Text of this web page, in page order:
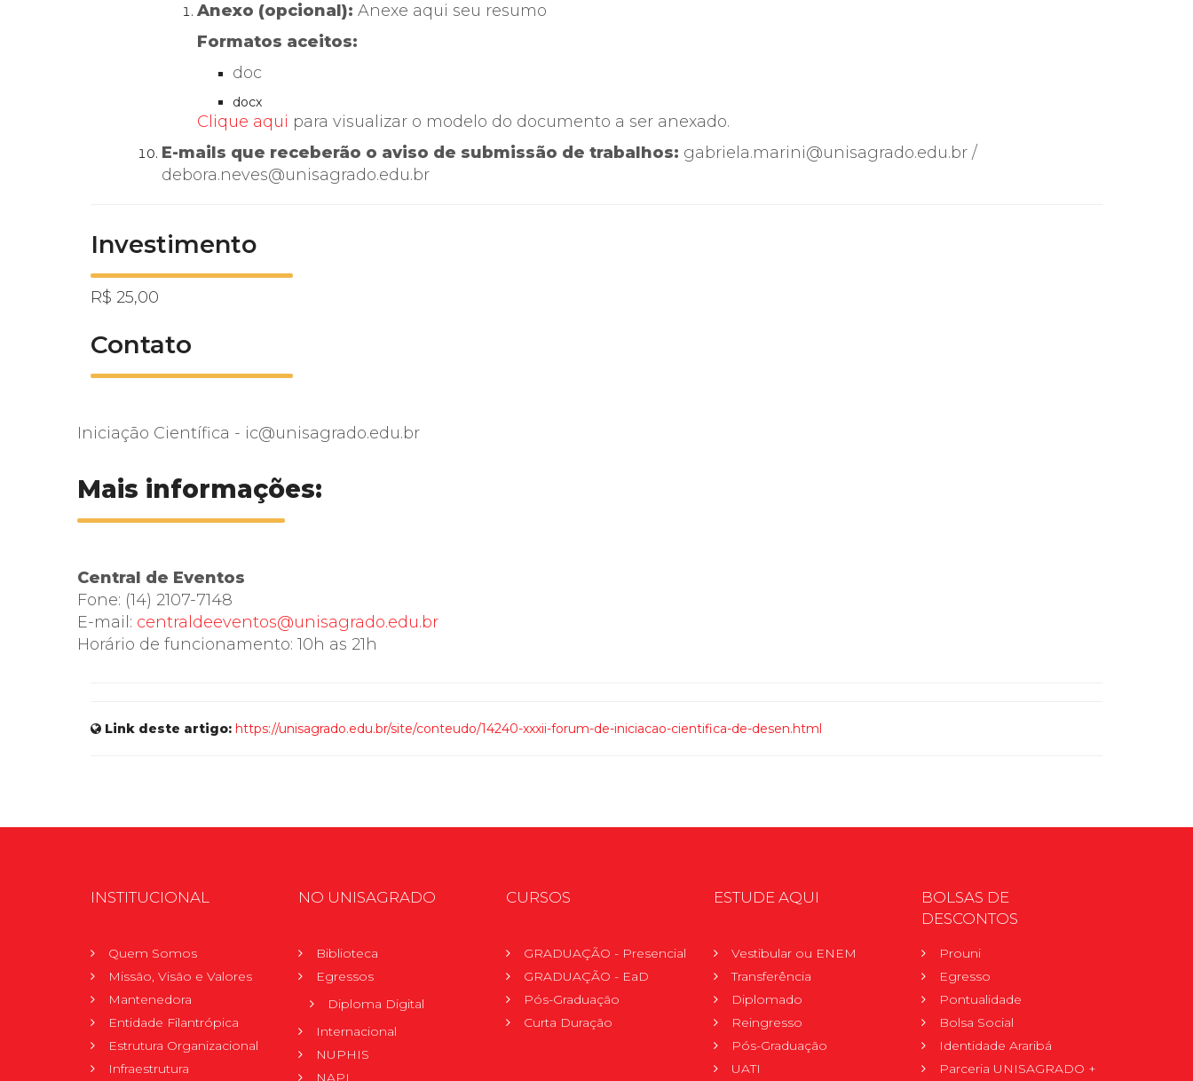
Anexo (opcional): Anexe aqui seu resumo
Formatos aceitos:
doc
docx
Clique aqui para visualizar o modelo do documento a ser anexado.
E-mails que receberão o aviso de submissão de trabalhos: gabriela.marini@unisagrado.edu.br /
debora.neves@unisagrado.edu.br
Investimento
R$ 25,00
Contato
Iniciação Científica - ic@unisagrado.edu.br
Mais informações:
Central de Eventos
Fone: (14) 2107-7148
E-mail: centraldeeventos@unisagrado.edu.br
Horário de funcionamento: 10h as 21h
Link deste artigo: https://unisagrado.edu.br/site/conteudo/14240-xxxii-forum-de-iniciacao-cientifica-de-desen.html
INSTITUCIONAL
Quem Somos
Missão, Visão e Valores
Mantenedora
Entidade Filantrópica
Estrutura Organizacional
Infraestrutura
NO UNISAGRADO
Biblioteca
Egressos
Diploma Digital
Internacional
NUPHIS
NAPI
CURSOS
GRADUAÇÃO - Presencial
GRADUAÇÃO - EaD
Pós-Graduação
Curta Duração
ESTUDE AQUI
Vestibular ou ENEM
Transferência
Diplomado
Reingresso
Pós-Graduação
UATI
BOLSAS DE
DESCONTOS
Prouni
Egresso
Pontualidade
Bolsa Social
Identidade Araribá
Parceria UNISAGRADO +